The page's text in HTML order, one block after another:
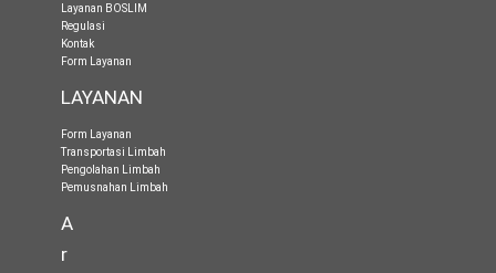
Layanan BOSLIM
Regulasi
Kontak
Form Layanan
LAYANAN
Form Layanan
Transportasi Limbah
Pengolahan Limbah
Pemusnahan Limbah
A
r